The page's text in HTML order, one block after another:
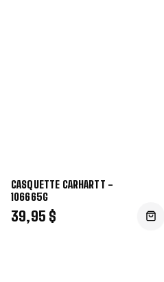
CASQUETTE CARHARTT -
106665G
39,95 $